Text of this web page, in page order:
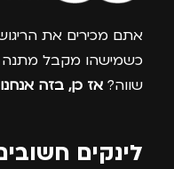
אתם מכירים את
כשמישהו מקבל מתנה
שווה? אז כן, בזה
לינקים